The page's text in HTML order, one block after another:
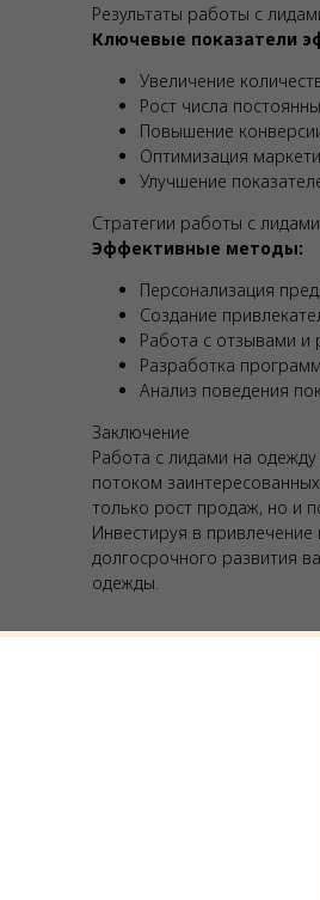
Результаты работы с
Ключевые показатели
Увеличение
Рост числа
Повышение
Оптимизация
Улучшение
Стратегии работы с лидами
Эффективные методы:
Персонализация
Создание
Работа с отзывами и
Разработка
Анализ поведения
Заключение
Работа с лидами на
потоком
только рост продаж, но и
Инвестируя в
долгосрочного развития
одежды.